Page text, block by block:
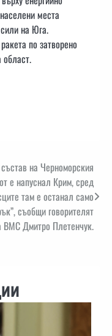
места
на Юга.
по затворено
на Черноморския
е напуснал Крим, сред
там е останал само
съобщи говорителят
ВМС Дмитро Плетенчук.